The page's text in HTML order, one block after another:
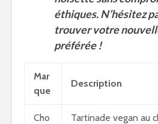
éthiques. N’hésitez
trouver votre
préférée !
Mar
que
Description
Cho
Tartinade vegan au